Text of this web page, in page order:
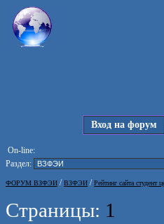
Вход на форум
On-line:
Раздел:
ФОРУМ ВЗФЭИ /ВЗФЭИ /Рейтинг сайта студент
Страницы: 1